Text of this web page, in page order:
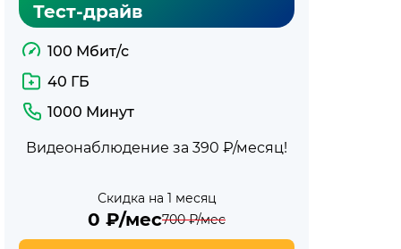
Тест-драйв
100 Мбит/с
40 ГБ
1000 Минут
Видеонаблюдение за 390 ₽/месяц!
Скидка на 1 месяц
0 ₽/мес700₽/мес